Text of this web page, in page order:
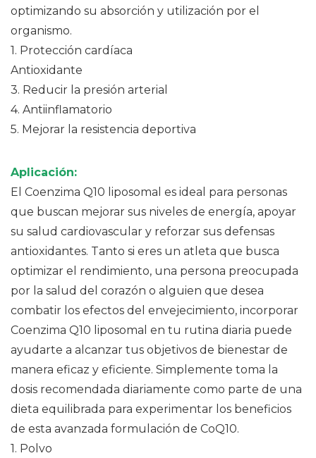
optimizando su absorción y utilización por el
organismo.
1. Protección cardíaca
Antioxidante
3. Reducir la presión arterial
4. Antiinflamatorio
5. Mejorar la resistencia deportiva
Aplicación:
El Coenzima Q10 liposomal es ideal para personas
que buscan mejorar sus niveles de energía, apoyar
su salud cardiovascular y reforzar sus defensas
antioxidantes. Tanto si eres un atleta que busca
optimizar el rendimiento, una persona preocupada
por la salud del corazón o alguien que desea
combatir los efectos del envejecimiento, incorporar
Coenzima Q10 liposomal en tu rutina diaria puede
ayudarte a alcanzar tus objetivos de bienestar de
manera eficaz y eficiente. Simplemente toma la
dosis recomendada diariamente como parte de una
dieta equilibrada para experimentar los beneficios
de esta avanzada formulación de CoQ10.
1. Polvo